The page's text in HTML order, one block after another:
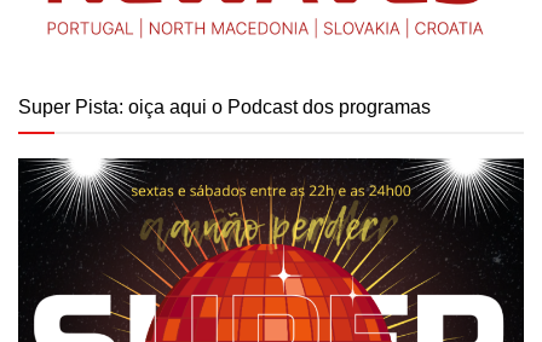
Super Pista: oiça aqui o Podcast dos programas